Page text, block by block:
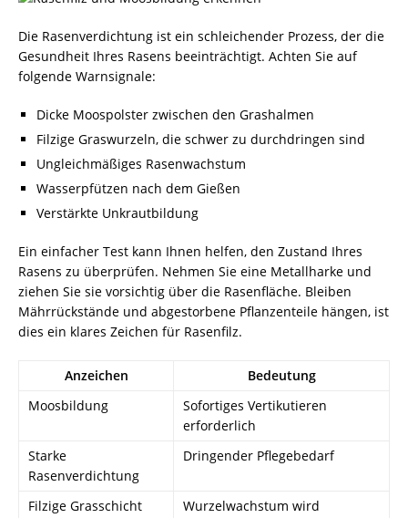
Die Rasenverdichtung ist ein schleichender Prozess, der die
Gesundheit Ihres Rasens beeinträchtigt. Achten Sie auf
folgende Warnsignale:
Dicke Moospolster zwischen den Grashalmen
Filzige Graswurzeln, die schwer zu durchdringen sind
Ungleichmäßiges Rasenwachstum
Wasserpfützen nach dem Gießen
Verstärkte Unkrautbildung
Ein einfacher Test kann Ihnen helfen, den Zustand Ihres
Rasens zu überprüfen. Nehmen Sie eine Metallharke und
ziehen Sie sie vorsichtig über die Rasenfläche. Bleiben
Mährrückstände und abgestorbene Pflanzenteile hängen, ist
dies ein klares Zeichen für Rasenfilz.
Anzeichen
Bedeutung
Moosbildung
Sofortiges Vertikutieren
erforderlich
Starke
Rasenverdichtung
Dringender Pflegebedarf
Filzige Grasschicht
Wurzelwachstum wird